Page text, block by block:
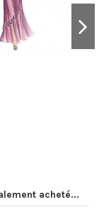
acheté...